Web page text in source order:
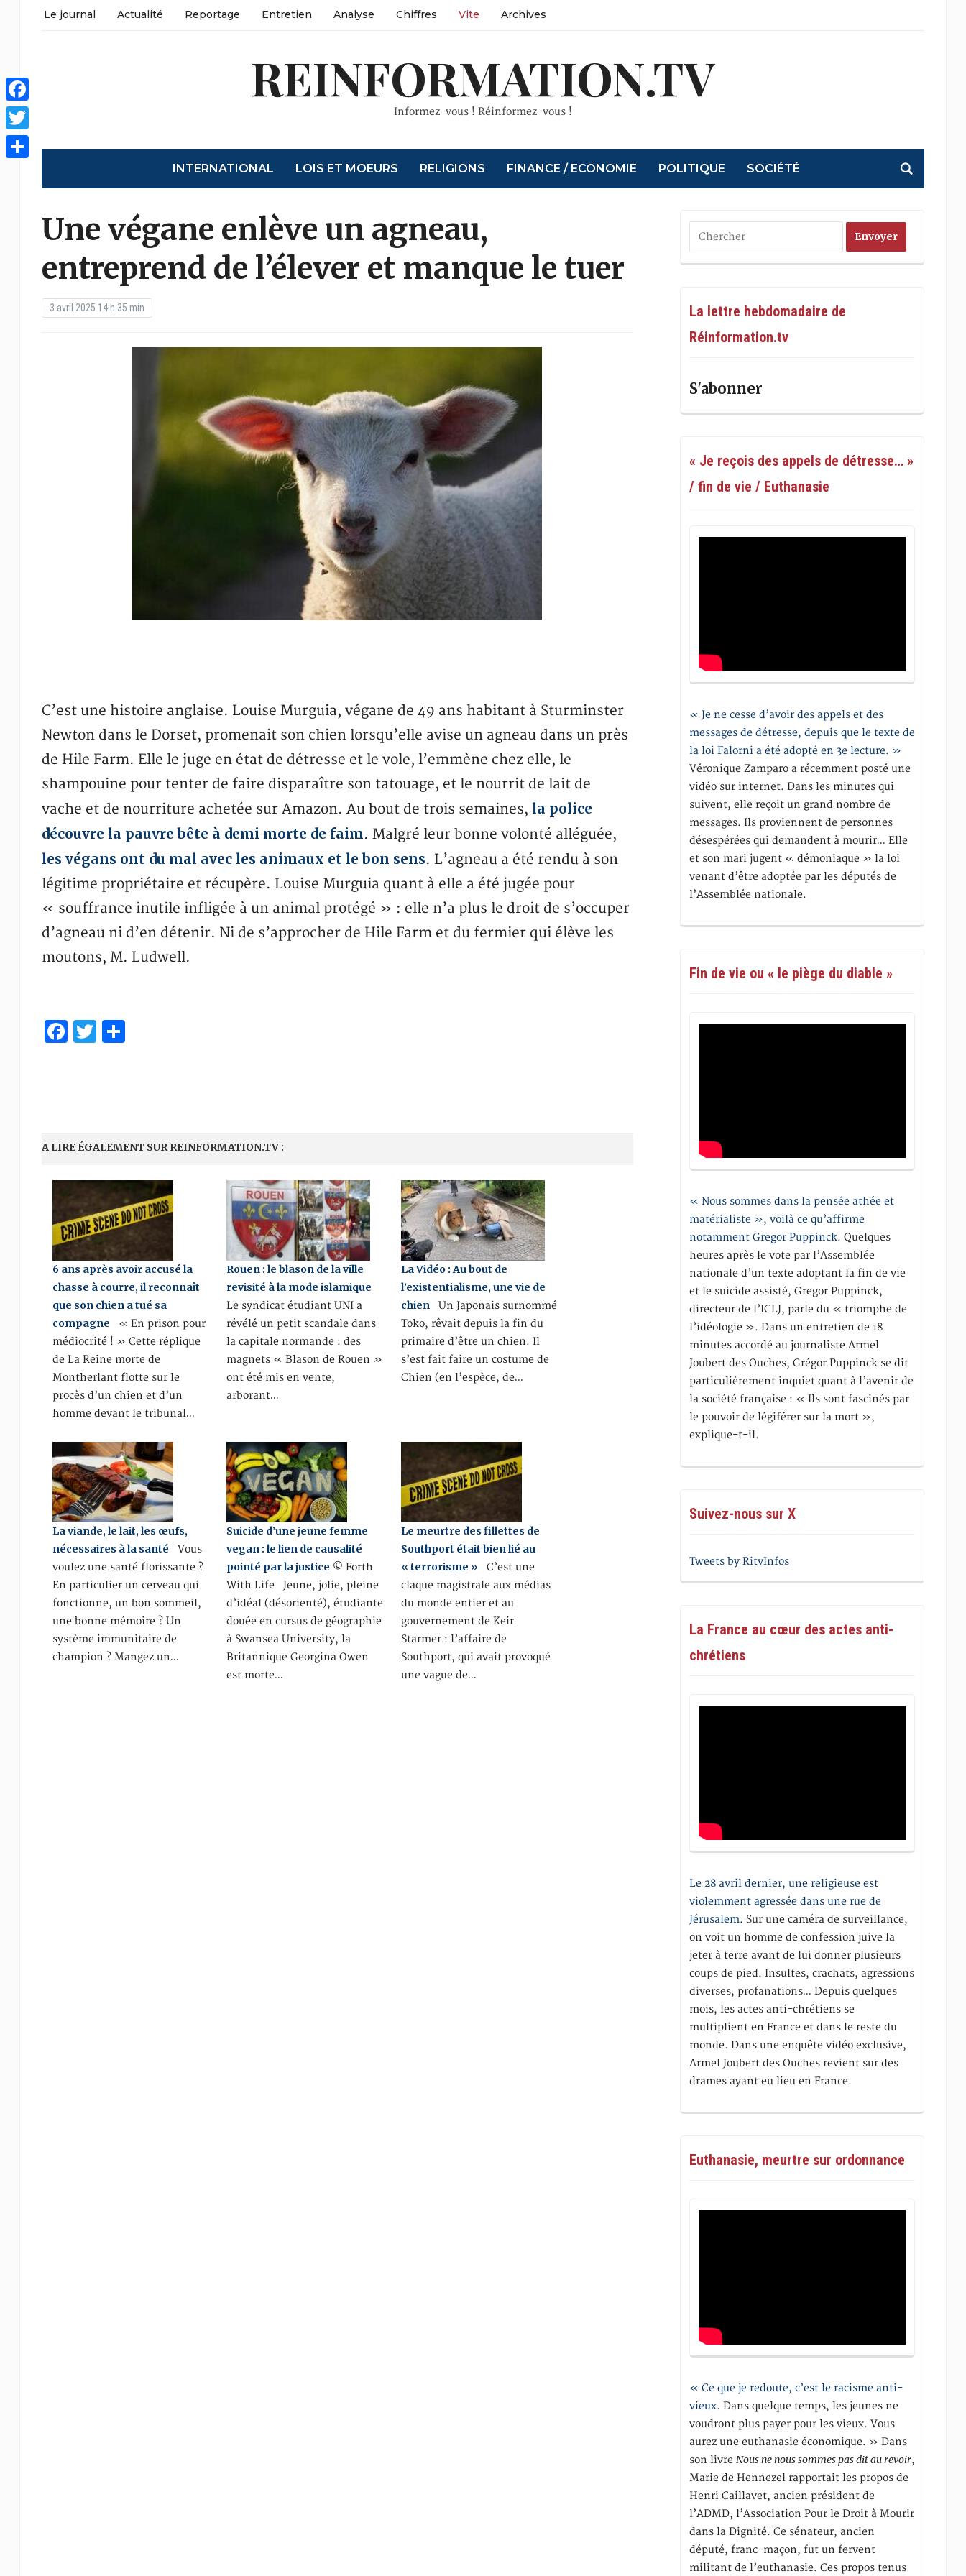
Le journal Actualité Reportage Entretien Analyse Chiffres Vite Archives
REINFORMATION.TV
Informez-vous ! Réinformez-vous !
INTERNATIONAL LOIS ET MOEURS RELIGIONS FINANCE / ECONOMIE POLITIQUE SOCIÉTÉ
Une végane enlève un agneau,
entreprend de l’élever et manque le tuer
3 avril 2025 14 h 35 min
C’est une histoire anglaise. Louise Murguia, végane de 49 ans habitant à Sturminster
Newton dans le Dorset, promenait son chien lorsqu’elle avise un agneau dans un près
de Hile Farm. Elle le juge en état de détresse et le vole, l’emmène chez elle, le
shampouine pour tenter de faire disparaître son tatouage, et le nourrit de lait de
vache et de nourriture achetée sur Amazon. Au bout de trois semaines, la police
découvre la pauvre bête à demi morte de faim. Malgré leur bonne volonté alléguée,
les végans ont du mal avec les animaux et le bon sens. L’agneau a été rendu à son
légitime propriétaire et récupère. Louise Murguia quant à elle a été jugée pour
« souffrance inutile infligée à un animal protégé » : elle n’a plus le droit de s’occuper
d’agneau ni d’en détenir. Ni de s’approcher de Hile Farm et du fermier qui élève les
moutons, M. Ludwell.
Facebook
Twitter
Share
A LIRE ÉGALEMENT SUR REINFORMATION.TV :
6 ans après avoir accusé la
chasse à courre, il reconnaît
que son chien a tué sa
compagne « En prison pour
médiocrité ! » Cette réplique
de La Reine morte de
Montherlant flotte sur le
procès d’un chien et d’un
homme devant le tribunal…
Rouen : le blason de la ville
revisité à la mode islamique
Le syndicat étudiant UNI a
révélé un petit scandale dans
la capitale normande : des
magnets « Blason de Rouen »
ont été mis en vente,
arborant…
La Vidéo : Au bout de
l’existentialisme, une vie de
chienUn Japonais surnommé
Toko, rêvait depuis la fin du
primaire d’être un chien. Il
s’est fait faire un costume de
Chien (en l’espèce, de…
La viande, le lait, les œufs,
nécessaires à la santé Vous
voulez une santé florissante ?
En particulier un cerveau qui
fonctionne, un bon sommeil,
une bonne mémoire ? Un
système immunitaire de
champion ? Mangez un…
Suicide d’une jeune femme
vegan : le lien de causalité
pointé par la justice © Forth
With Life Jeune, jolie, pleine
d’idéal (désorienté), étudiante
douée en cursus de géographie
à Swansea University, la
Britannique Georgina Owen
est morte…
Le meurtre des fillettes de
Southport était bien lié au
« terrorisme » C’est une
claque magistrale aux médias
du monde entier et au
gouvernement de Keir
Starmer : l’affaire de
Southport, qui avait provoqué
une vague de…
La lettre hebdomadaire de
Réinformation.tv
S'abonner
« Je reçois des appels de détresse… »
/ fin de vie / Euthanasie
« Je ne cesse d’avoir des appels et des
messages de détresse, depuis que le texte de
la loi Falorni a été adopté en 3e lecture. »
Véronique Zamparo a récemment posté une
vidéo sur internet. Dans les minutes qui
suivent, elle reçoit un grand nombre de
messages. Ils proviennent de personnes
désespérées qui demandent à mourir… Elle
et son mari jugent « démoniaque » la loi
venant d’être adoptée par les députés de
l’Assemblée nationale.
Fin de vie ou « le piège du diable »
« Nous sommes dans la pensée athée et
matérialiste », voilà ce qu’affirme
notamment Gregor Puppinck. Quelques
heures après le vote par l’Assemblée
nationale d’un texte adoptant la fin de vie
et le suicide assisté, Gregor Puppinck,
directeur de l’ICLJ, parle du « triomphe de
l’idéologie ». Dans un entretien de 18
minutes accordé au journaliste Armel
Joubert des Ouches, Grégor Puppinck se dit
particulièrement inquiet quant à l’avenir de
la société française : « Ils sont fascinés par
le pouvoir de légiférer sur la mort »,
explique-t-il.
Suivez-nous sur X
Tweets by RitvInfos
La France au cœur des actes anti-
chrétiens
Le 28 avril dernier, une religieuse est
violemment agressée dans une rue de
Jérusalem. Sur une caméra de surveillance,
on voit un homme de confession juive la
jeter à terre avant de lui donner plusieurs
coups de pied. Insultes, crachats, agressions
diverses, profanations… Depuis quelques
mois, les actes anti-chrétiens se
multiplient en France et dans le reste du
monde. Dans une enquête vidéo exclusive,
Armel Joubert des Ouches revient sur des
drames ayant eu lieu en France.
Euthanasie, meurtre sur ordonnance
« Ce que je redoute, c’est le racisme anti-
vieux. Dans quelque temps, les jeunes ne
voudront plus payer pour les vieux. Vous
aurez une euthanasie économique. » Dans
son livreNous ne nous sommes pas dit au revoir,
Marie de Hennezel rapportait les propos de
Henri Caillavet, ancien président de
l’ADMD, l’Association Pour le Droit à Mourir
dans la Dignité. Ce sénateur, ancien
député, franc-maçon, fut un fervent
militant de l’euthanasie. Ces propos tenus
Facebook
Twitter